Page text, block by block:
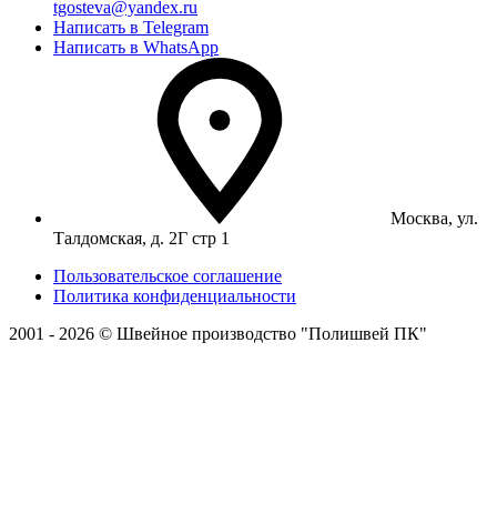
tgosteva@yandex.ru
Написать в Telegram
Написать в WhatsApp
Москва, ул.
Талдомская, д. 2Г стр 1
Пользовательское соглашение
Политика конфиденциальности
2001 - 2026 © Швейное производство "Полишвей ПК"